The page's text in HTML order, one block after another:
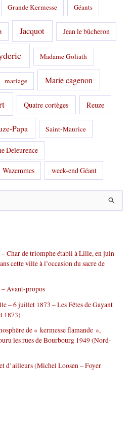
Grande Kermesse Géants
Jacquot Jean le bûcheron
Madame Goliath
mariage Marie cagenon
Quatre cortèges Reuze
Papa Saint-Maurice
Deleurence
Wazemmes week-end Géant
Char de triomphe établi à Lille, en juin
cette ville à l’occasion du sacre de
Avant-propos
– 6 juillet 1873 – Les Fêtes de Gayant
1873)
de « kermesse flamande »,
les rues de Bourbourg 1949 (Nord-
d’ailleurs (Michel Loosen – Foyer